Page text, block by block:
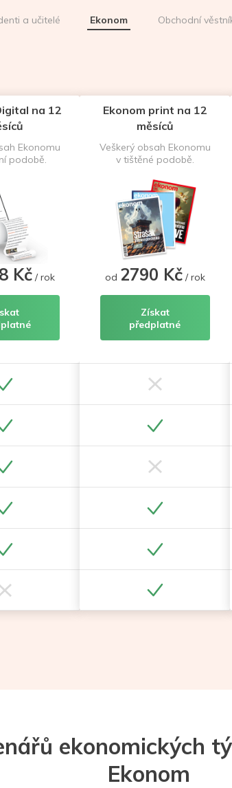
a učitelé Ekonom Obchodní
na 12
Ekonomu
podobě.
Kč / rok
Ekonom print na 12
měsíců
Veškerý obsah Ekonomu
v tištěné podobě.
od 2790 Kč/ rok
Získat
předplatné
ekonomických
Ekonom